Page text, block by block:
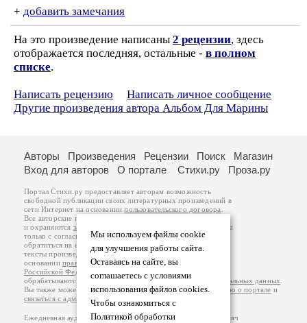
+ добавить замечания
На это произведение написаны 2 рецензии, здесь
отображается последняя, остальные - в полном
списке.
Написать рецензию
Написать личное сообщение
Другие произведения автора Альбом Для Марины
Мы используем файлы cookie
для улучшения работы сайта.
Оставаясь на сайте, вы
соглашаетесь с условиями
использования файлов cookies.
Чтобы ознакомиться с
Политикой обработки
Авторы Произведения Рецензии Поиск
Магазин
Вход для авторов
О портале Стихи.ру Проза.ру
Портал Стихи.ру предоставляет авторам возможность
свободной публикации своих литературных произведений в
сети Интернет на основаниипользовательского договора
Все авторские права на произведения принадлежат авторам
и охраняются законом
. Перепечатка произведений возможна
только с согласия его автора, к которому вы можете
обратиться на его авторской странице. Ответственность за
тексты произведений авторы несут самостоятельно на
основанииправил публикацииизаконодательства
Российской Федерации
обрабатываются на основанииПолитики обработки персональных данных
Вы также можете посмотреть более подробнуюинформацию о портале и
связаться с администрацией
Ежедневная аудитория портала Стихи.ру – порядка 200 тысяч